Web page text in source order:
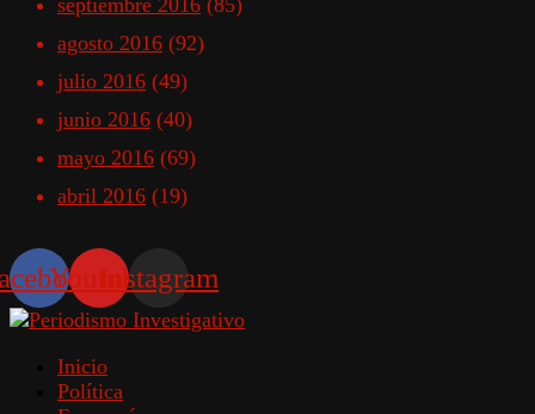
agosto 2016 (92)
julio 2016 (49)
junio 2016 (40)
mayo 2016 (69)
abril 2016 (19)
YoutubeInstagram
Inicio
Política